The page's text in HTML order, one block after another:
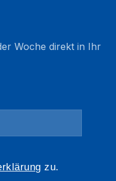
Woche direkt in Ihr